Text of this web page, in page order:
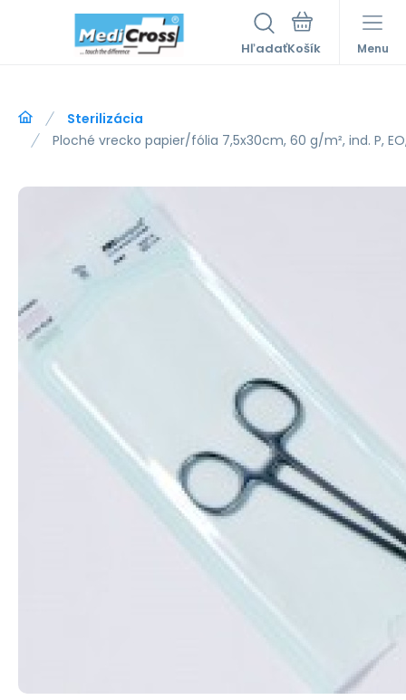
Hľadať Menu
Sterilizácia
Ploché vrecko papier/fólia 7,5x30cm, 60 g/m², ind. P,